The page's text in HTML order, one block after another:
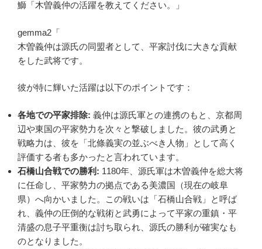
鰤「木曽義仲の活躍を教えてください。」
gemma2「
木曽義仲は源氏の同盟者として、平家討伐に大きな貢献
をした武将です。
彼が特に輝いた活躍は以下のポイントです：
各地での平家排除: 義仲は源氏軍との連携のもと、京都周
辺や東国の平家勢力を次々と撃破しました。彼の武勇と
戦略力は、彼を「北條義実の並ぶべき人物」として高く
評価する者も多かったと言われています。
石橋山合戦での勝利: 1180年、源氏軍は木曽義仲を総大将
に任命し、平家勢力の拠点である美濃国（現在の岐阜
県）へ向かいました。この戦いは「石橋山合戦」と呼ば
れ、義仲の圧倒的な戦術と武勇によって平家の重鎮・平
清盛の息子平重衡は討ち取られ、源氏の勝利が確実なも
のとなりました。